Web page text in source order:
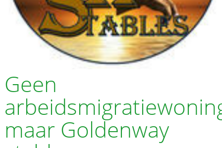
Geen
maar Goldenway